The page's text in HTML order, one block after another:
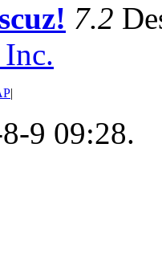
7.2
Inc.
|
9 09:28.